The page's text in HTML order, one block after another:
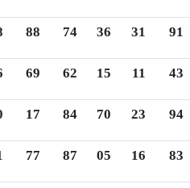
88 74 36 31 91
69 62 15 11 43
17 84 70 23 94
77 87 05 16 83